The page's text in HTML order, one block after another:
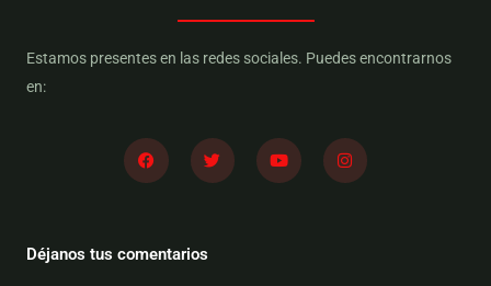
Estamos presentes en las redes sociales. Puedes encontrarnos
en:
F
a
c
k
T
w
i
Y
o
u
I
n
s
Déjanos tus comentarios